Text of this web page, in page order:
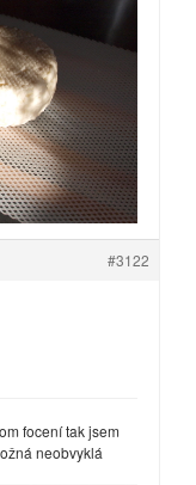
#3122
focení tak jsem
neobvyklá